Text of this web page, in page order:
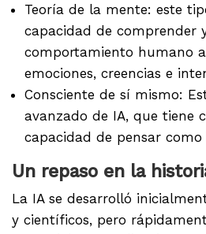
Teoría de la mente: este
capacidad de comprender
comportamiento humano
emociones, creencias e
Consciente de sí mismo:
avanzado de IA, que tiene
capacidad de pensar como
Un repaso en la
La IA se desarrolló
y científicos, pero